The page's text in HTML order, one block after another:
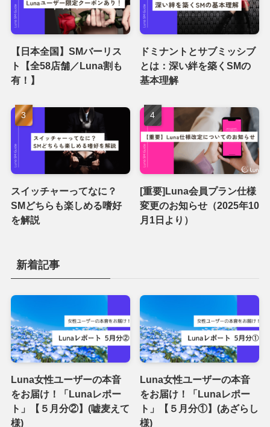
【日本全国】SMバーリス
ト【全58店舗／Luna割も
有！】
ドミナントとサブミッシブ
とは：深い絆を築くSMの
基本理解
スイッチャーってなに？
SMどちらも楽しめる嗜好
を解説
[重要]Luna会員プラン仕様
変更のお知らせ（2025年10
月1日より）
新着記事
Luna女性ユーザーの本音
をお届け！「Lunaレポー
ト」【５月分②】(嘘麦えて
様)
Luna女性ユーザーの本音
をお届け！「Lunaレポー
ト」【５月分①】(あざらし
様)